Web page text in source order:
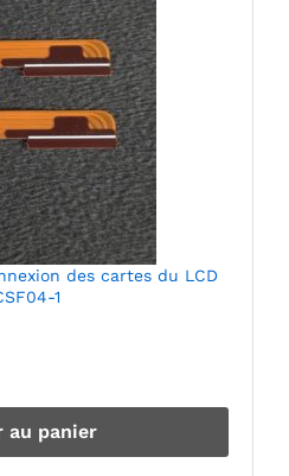
des cartes du LCD
1
au panier